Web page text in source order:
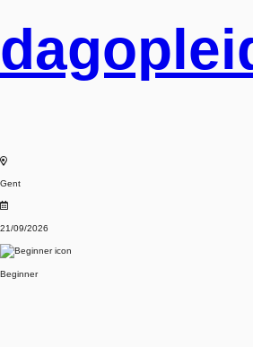
Gent
21/09/2026
Beginner